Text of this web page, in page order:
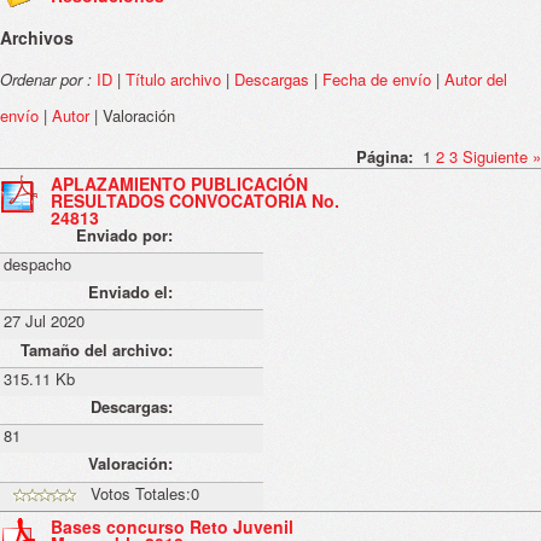
Archivos
Ordenar por : ID | Título archivo | Descargas | Fecha de envío | Autor del
envío | Autor| Valoración
Página: 1 2 3 Siguiente »
APLAZAMIENTO PUBLICACIÓN
RESULTADOS CONVOCATORIA No.
24813
Enviado por:
despacho
Enviado el:
27 Jul 2020
Tamaño del archivo:
315.11 Kb
Descargas:
81
Valoración:
Votos Totales:0
Bases concurso Reto Juvenil